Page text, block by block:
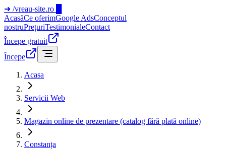
➜ /vreau-site.ro
AcasăCe oferimGoogle AdsConceptul
nostruPrețuriTestimonialeContact
Începe gratuit
Începe
Acasa
Servicii Web
Magazin online de prezentare (catalog fără plată online)
Constanța